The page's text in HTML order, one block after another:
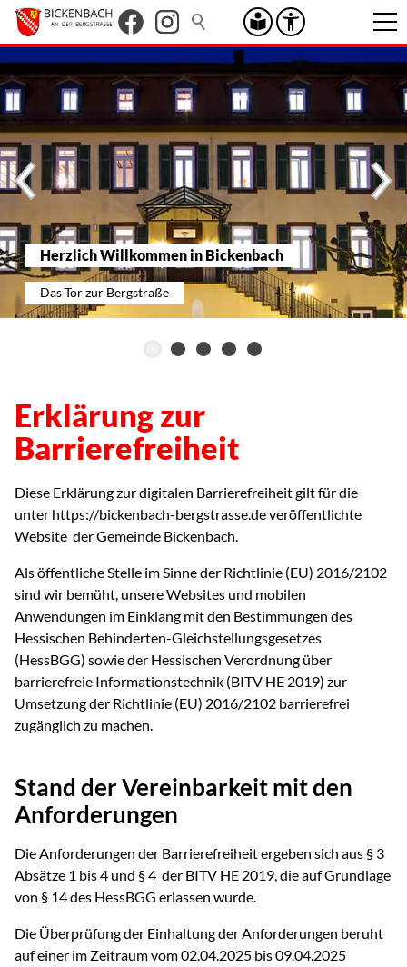
Herzlich Willkommen in Bickenbach
Das Tor zur Bergstraße
Erklärung zur
Barrierefreiheit
Diese Erklärung zur digitalen Barrierefreiheit gilt für die
unter https://bickenbach-bergstrasse.de veröffentlichte
Website der Gemeinde Bickenbach.
Als öffentliche Stelle im Sinne der Richtlinie (EU) 2016/2102
sind wir bemüht, unsere Websites und mobilen
Anwendungen im Einklang mit den Bestimmungen des
Hessischen Behinderten-Gleichstellungsgesetzes
(HessBGG) sowie der Hessischen Verordnung über
barrierefreie Informationstechnik (BITV HE 2019) zur
Umsetzung der Richtlinie (EU) 2016/2102 barrierefrei
zugänglich zu machen.
Stand der Vereinbarkeit mit den
Anforderungen
Die Anforderungen der Barrierefreiheit ergeben sich aus § 3
Absätze 1 bis 4 und § 4 der BITV HE 2019, die auf Grundlage
von § 14 des HessBGG erlassen wurde.
Die Überprüfung der Einhaltung der Anforderungen beruht
auf einer im Zeitraum vom 02.04.2025 bis 09.04.2025